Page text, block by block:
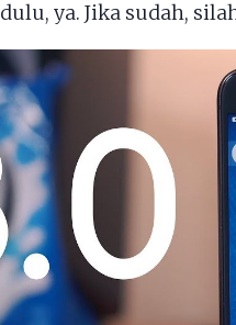
dulu, ya. Jika sudah,